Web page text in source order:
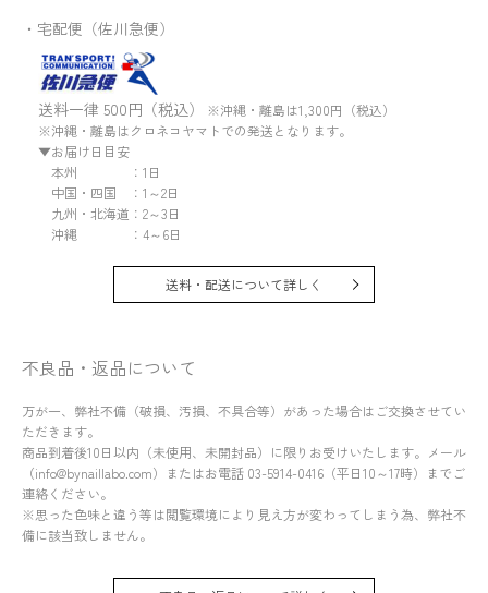
・宅配便（佐川急便）
送料一律 500円（税込）
※沖縄・離島は1,300円（税込）
※沖縄・離島はクロネコヤマトでの発送となります。
▼お届け日目安
本州 ：1日
中国・四国 ：1～2日
九州・北海道：2～3日
沖縄 ：4～6日
送料・配送について詳しく
不良品・返品について
万が一、弊社不備（破損、汚損、不具合等）があった場合はご交換させてい
ただきます。
商品到着後10日以内（未使用、未開封品）に限りお受けいたします。メール
（info@bynaillabo.com）またはお電話 03-5914-0416（平日10～17時）までご
連絡ください。
※思った色味と違う等は閲覧環境により見え方が変わってしまう為、弊社不
備に該当致しません。